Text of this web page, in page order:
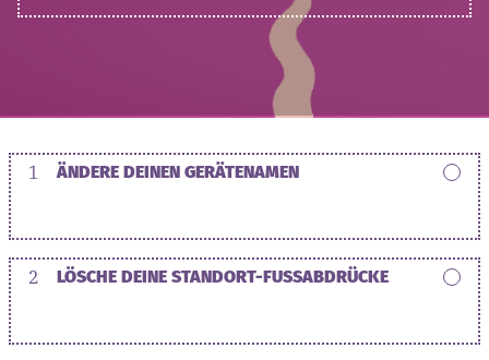
1 ÄNDERE DEINEN GERÄTENAMEN
2 LÖSCHE DEINE STANDORT-FUSSABDRÜCKE